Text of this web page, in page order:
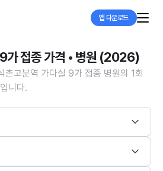
앱 다운로드
가 접종 가격 • 병원 (2026)
촌고분역 가다실 9가 접종 병원의 1회
니다.